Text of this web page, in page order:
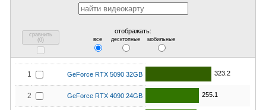
сравнить
(0)
отображать:
все десктопные мобильные
1 GeForce RTX 5090 32GB 323.2
2 GeForce RTX 4090 24GB 255.1